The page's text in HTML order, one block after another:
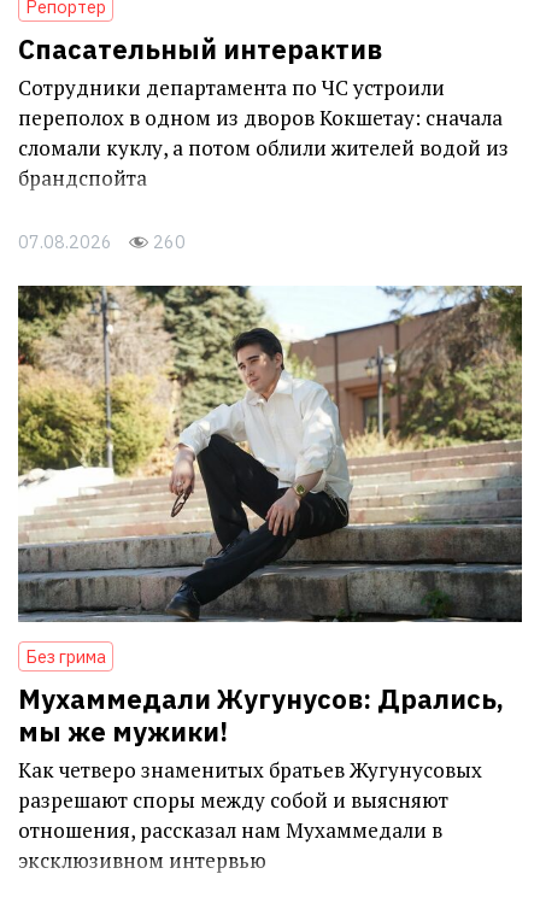
Репортер
Спасательный интерактив
Сотрудники департамента по ЧС устроили
переполох в одном из дворов Кокшетау: сначала
сломали куклу, а потом облили жителей водой из
брандспойта
07.08.2026 260
Без грима
Мухаммедали Жугунусов: Дрались,
мы же мужики!
Как четверо знаменитых братьев Жугунусовых
разрешают споры между собой и выясняют
отношения, рассказал нам Мухаммедали в
эксклюзивном интервью